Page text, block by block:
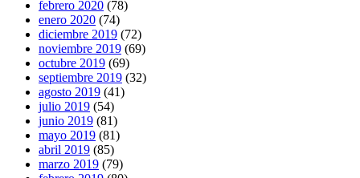
febrero 2020 (78)
enero 2020 (74)
diciembre 2019 (72)
noviembre 2019 (69)
octubre 2019 (69)
septiembre 2019 (32)
agosto 2019 (41)
julio 2019 (54)
junio 2019 (81)
mayo 2019 (81)
abril 2019 (85)
marzo 2019 (79)